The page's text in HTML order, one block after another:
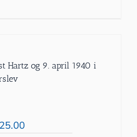
Hartz og 9. april 1940 i